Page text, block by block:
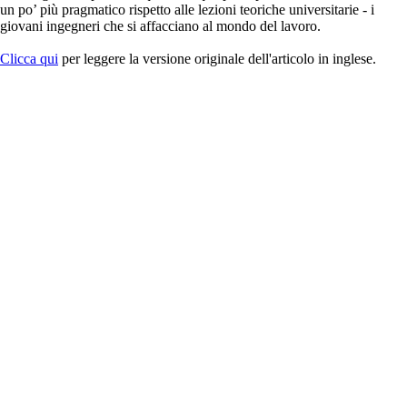
un po’ più pragmatico rispetto alle lezioni teoriche universitarie - i
giovani ingegneri che si affacciano al mondo del lavoro.
Clicca qui per leggere la versione originale dell'articolo in inglese.